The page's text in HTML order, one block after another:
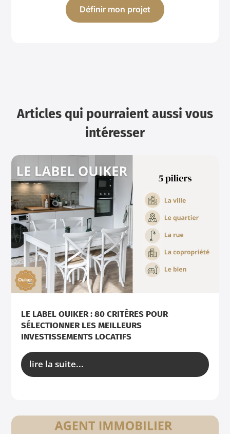
Définir mon projet
Articles qui pourraient aussi vous
intéresser
LE LABEL OUIKER : 80 CRITÈRES POUR
SÉLECTIONNER LES MEILLEURS
INVESTISSEMENTS LOCATIFS
lire la suite...